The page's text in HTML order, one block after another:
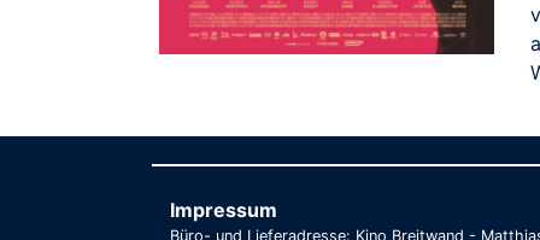
Impressum
Büro- und Lieferadresse: Kino Breitwand -